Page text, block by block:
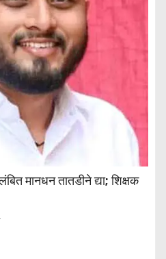
मानधन तातडीने द्या; शिक्षक